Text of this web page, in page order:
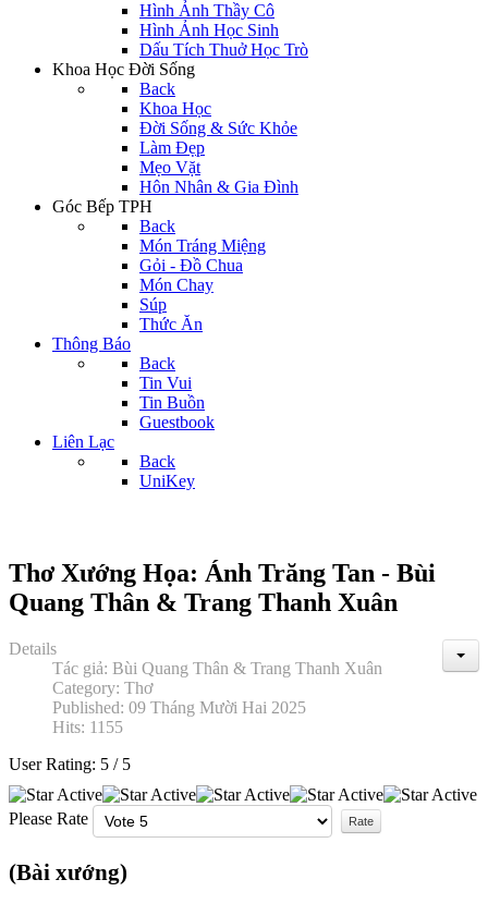
Hình Ảnh Thầy Cô
Hình Ảnh Học Sinh
Dấu Tích Thuở Học Trò
Khoa Học Đời Sống
Back
Khoa Học
Đời Sống & Sức Khỏe
Làm Đẹp
Mẹo Vặt
Hôn Nhân & Gia Đình
Góc Bếp TPH
Back
Món Tráng Miệng
Gỏi - Đồ Chua
Món Chay
Súp
Thức Ăn
Thông Báo
Back
Tin Vui
Tin Buồn
Guestbook
Liên Lạc
Back
UniKey
Thơ Xướng Họa: Ánh Trăng Tan - Bùi
Quang Thân & Trang Thanh Xuân
Details
Tác giả: Bùi Quang Thân & Trang Thanh Xuân
Category: Thơ
Published: 09 Tháng Mười Hai 2025
Hits: 1155
User Rating: 5 / 5
Please Rate
(Bài xướng)